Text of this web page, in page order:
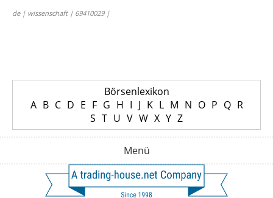
de | wissenschaft | 69410029 |
Börsenlexikon
A B C D E F G H I J K L M N O P Q R
S T U V W X Y Z
Menü